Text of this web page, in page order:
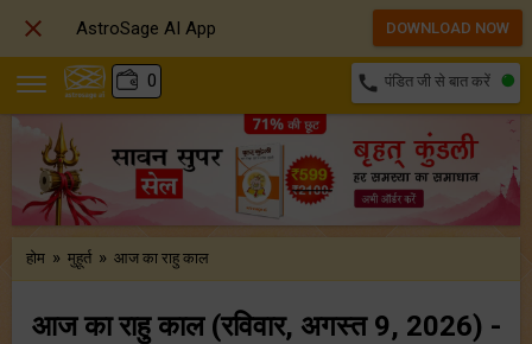
0 call पंडित जी से बात करें
होम » मुहूर्त » आज का राहु काल
आज का राहु काल (रविवार, अगस्त 9, 2026) -
 AstroSage AI App DOWNLOAD NOW